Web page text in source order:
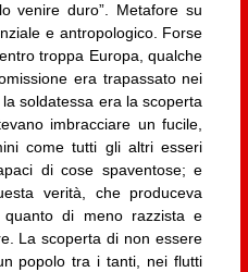
venire duro”. Metafore su
e antropologico. Forse
troppa Europa, qualche
era trapassato nei
soldatessa era la scoperta
imbracciare un fucile,
come tutti gli altri esseri
di cose spaventose; e
verità, che produceva
di meno razzista e
La scoperta di non essere
popolo tra i tanti, nei flutti